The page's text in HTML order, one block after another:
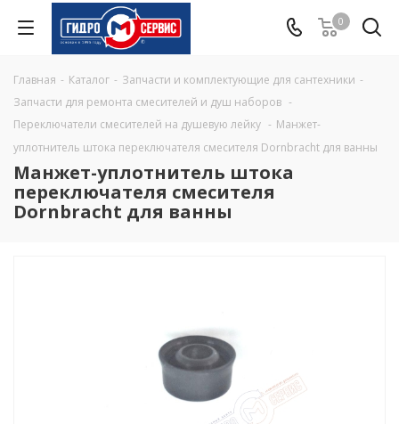
0
Главная - Каталог - Запчасти и комплектующие для сантехники -
Запчасти для ремонта смесителей и душ наборов -
Переключатели смесителей на душевую лейку - Манжет-
уплотнитель штока переключателя смесителя Dornbracht для ванны
Манжет-уплотнитель штока
переключателя смесителя
Dornbracht для ванны